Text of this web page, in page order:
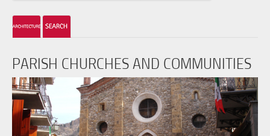
PARISH CHURCHES AND COMMUNITIES